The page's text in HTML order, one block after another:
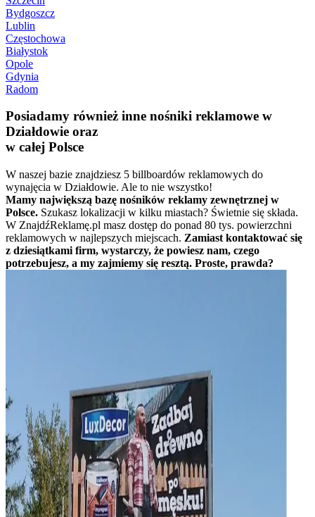
Bydgoszcz
Lublin
Częstochowa
Białystok
Opole
Gdynia
Radom
Posiadamy również inne nośniki reklamowe w
Działdowie oraz
w całej Polsce
W naszej bazie znajdziesz 5 billboardów reklamowych do
wynajęcia w Działdowie. Ale to nie wszystko!
Mamy największą bazę nośników reklamy zewnętrznej w
Polsce. Szukasz lokalizacji w kilku miastach? Świetnie się składa.
W ZnajdźReklamę.pl masz dostęp do ponad 80 tys. powierzchni
reklamowych w najlepszych miejscach. Zamiast kontaktować się
z dziesiątkami firm, wystarczy, że powiesz nam, czego
potrzebujesz, a my zajmiemy się resztą. Proste, prawda?